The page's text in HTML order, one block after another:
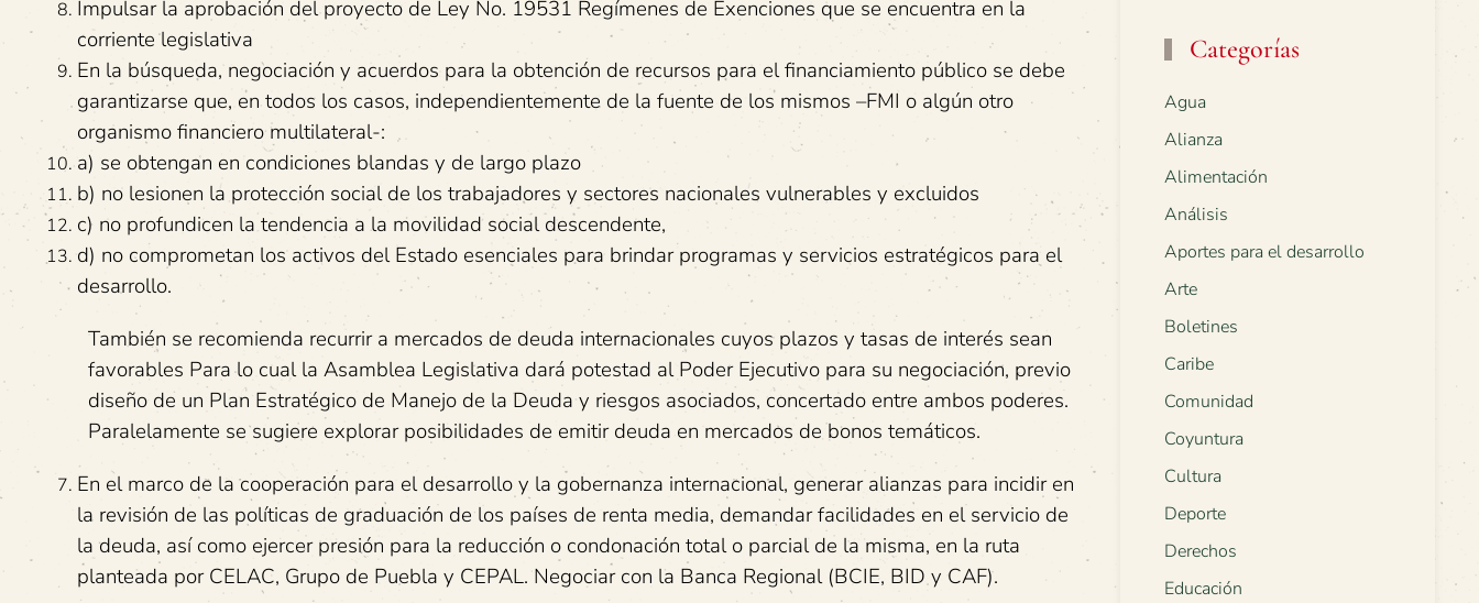
Impulsar la aprobación del proyecto de Ley No. 19531 Regímenes de Exenciones que se encuentra en la
corriente legislativa
En la búsqueda, negociación y acuerdos para la obtención de recursos para el financiamiento público se debe
garantizarse que, en todos los casos, independientemente de la fuente de los mismos –FMI o algún otro
organismo financiero multilateral-:
a) se obtengan en condiciones blandas y de largo plazo
b) no lesionen la protección social de los trabajadores y sectores nacionales vulnerables y excluidos
c) no profundicen la tendencia a la movilidad social descendente,
d) no comprometan los activos del Estado esenciales para brindar programas y servicios estratégicos para el
desarrollo.
También se recomienda recurrir a mercados de deuda internacionales cuyos plazos y tasas de interés sean
favorables Para lo cual la Asamblea Legislativa dará potestad al Poder Ejecutivo para su negociación, previo
diseño de un Plan Estratégico de Manejo de la Deuda y riesgos asociados, concertado entre ambos poderes.
Paralelamente se sugiere explorar posibilidades de emitir deuda en mercados de bonos temáticos.
En el marco de la cooperación para el desarrollo y la gobernanza internacional, generar alianzas para incidir en
la revisión de las políticas de graduación de los países de renta media, demandar facilidades en el servicio de
la deuda, así como ejercer presión para la reducción o condonación total o parcial de la misma, en la ruta
planteada por CELAC, Grupo de Puebla y CEPAL. Negociar con la Banca Regional (BCIE, BID y CAF).
Categorías
Agua
Alianza
Alimentación
Análisis
Aportes para el desarrollo
Arte
Boletines
Caribe
Comunidad
Coyuntura
Cultura
Deporte
Derechos
Educación